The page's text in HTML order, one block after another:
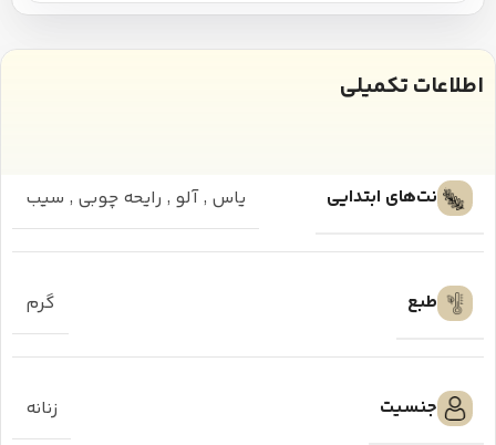
اطلاعات تکمیلی
نت‌های ابتدایی یاس ,آلو , رایحه چوبی , سیب
طبع گرم
جنسیت زنانه